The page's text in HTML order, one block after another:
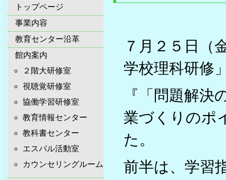
トップページ
事業内容
教育センター沿革
館内案内
２階大研修室
視聴覚研修室
協働学習研修室
教育情報センター
教科書センター
エスパル活動室
カウンセリングルーム
７月２５日（
学校理科研修
『「問題解
業づくりのポ
た。
前半は、学習